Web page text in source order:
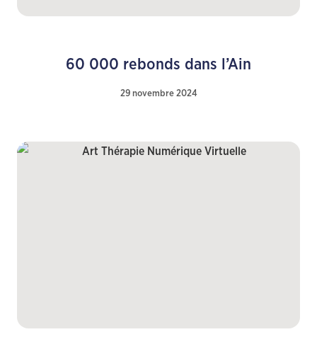
60 000 rebonds dans l’Ain
29 novembre 2024